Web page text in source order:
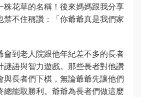
株花草的名稱！後來媽媽跟我分享
禁不住稱讚：「你爺爺真是我們家
會到老人院跟他年紀差不多的長者
謎語與智力遊戲。那些長者對他讚
與長者們下棋，無論爺爺先讓他們
總能取勝利。爺爺為長者們做這麼